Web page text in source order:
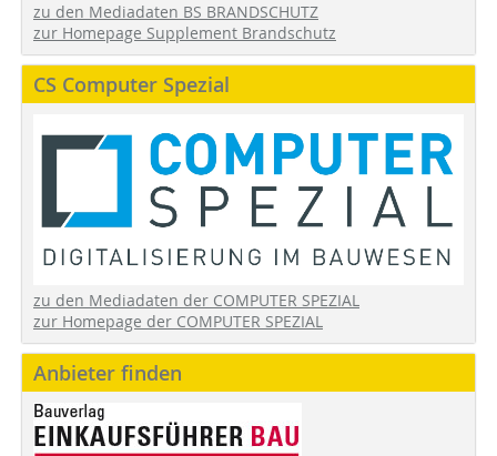
zu den Mediadaten BS BRANDSCHUTZ
zur Homepage Supplement Brandschutz
CS Computer Spezial
zu den Mediadaten der COMPUTER SPEZIAL
zur Homepage der COMPUTER SPEZIAL
Anbieter finden